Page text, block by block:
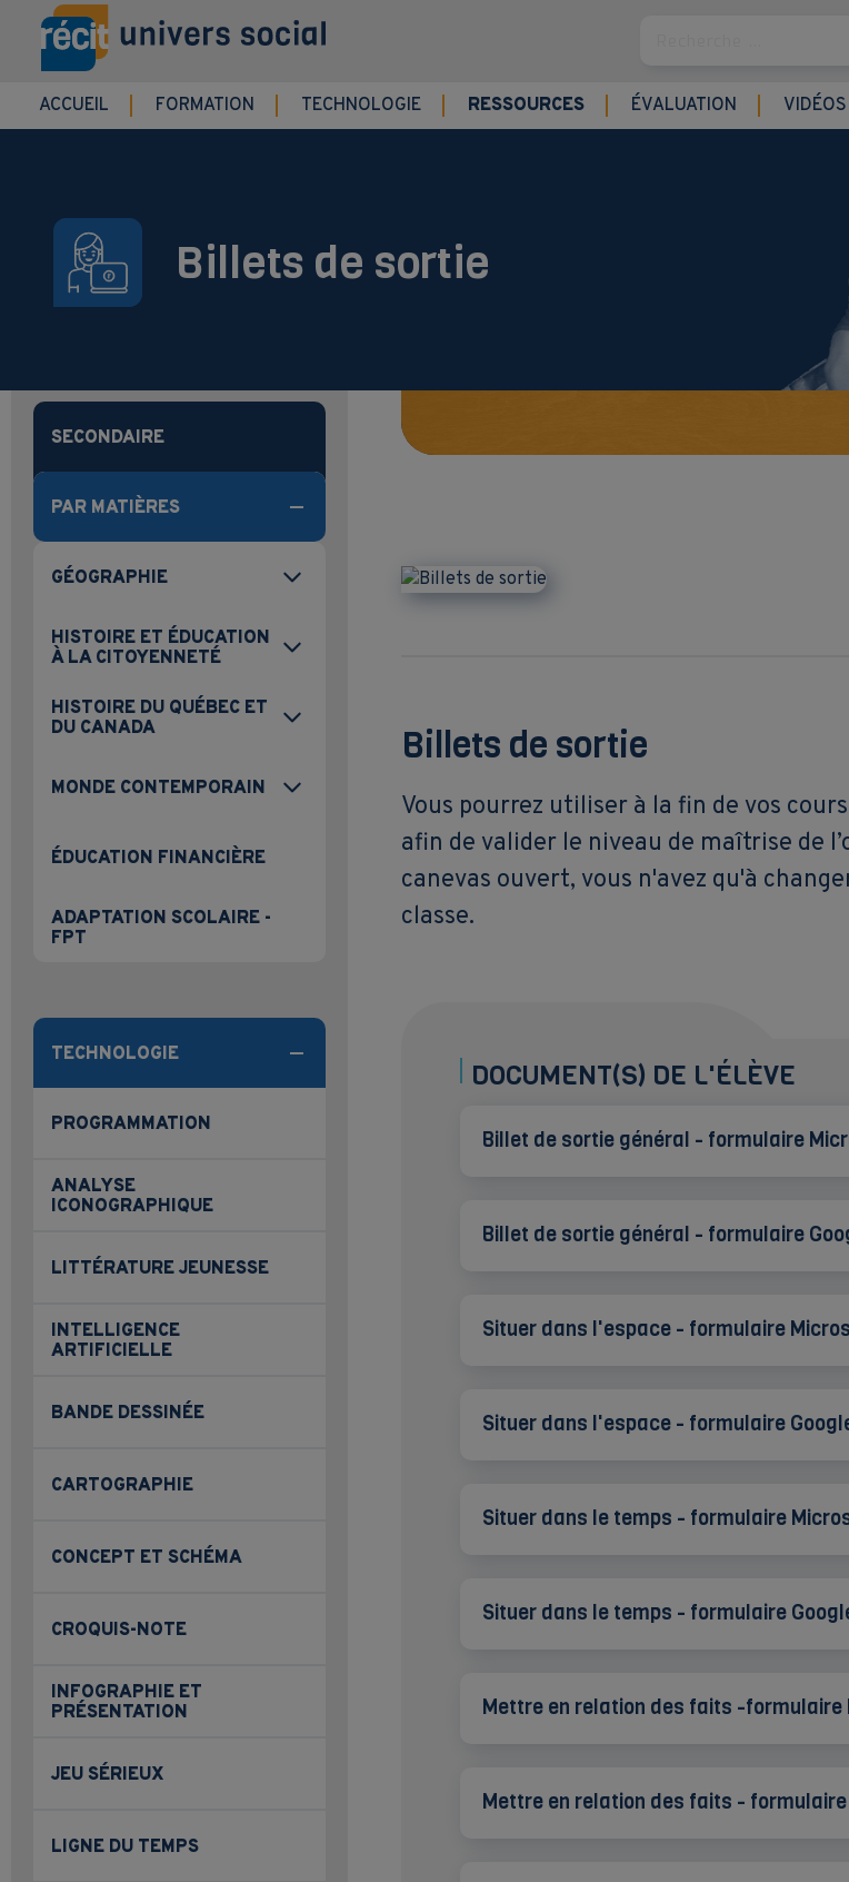
Aller au contenu principal
ACCUEIL FORMATION TECHNOLOGIE RESSOURCES ÉVALUATION VIDÉOS
Billets de sortie
SECONDAIRE
PAR MATIÈRES
GÉOGRAPHIE
HISTOIRE ET ÉDUCATION
À LA CITOYENNETÉ
HISTOIRE DU QUÉBEC ET
DU CANADA
MONDE CONTEMPORAIN
ÉDUCATION FINANCIÈRE
ADAPTATION SCOLAIRE -
FPT
TECHNOLOGIE
PROGRAMMATION
ANALYSE
ICONOGRAPHIQUE
LITTÉRATURE JEUNESSE
INTELLIGENCE
ARTIFICIELLE
BANDE DESSINÉE
CARTOGRAPHIE
CONCEPT ET SCHÉMA
CROQUIS-NOTE
INFOGRAPHIE ET
PRÉSENTATION
JEU SÉRIEUX
LIGNE DU TEMPS
Billets de sortie
Vous pourrez utiliser à la fin de vos
afin de valider le niveau de maîtrise de
canevas ouvert, vous n'avez qu'à
classe.
DOCUMENT(S) DE L'ÉLÈVE
Billet de sortie général - formulaire
Billet de sortie général - formulaire
Situer dans l'espace - formulaire
Situer dans l'espace - formulaire
Situer dans le temps - formulaire
Situer dans le temps - formulaire
Mettre en relation des faits -formulaire
Mettre en relation des faits - formulaire